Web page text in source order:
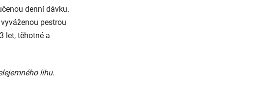
denní dávku.
pestrou
let, těhotné a
lihu.